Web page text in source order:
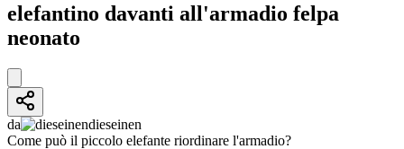
elefantino davanti all'armadio felpa
neonato
da
dieseinen
Come può il piccolo elefante riordinare l'armadio?